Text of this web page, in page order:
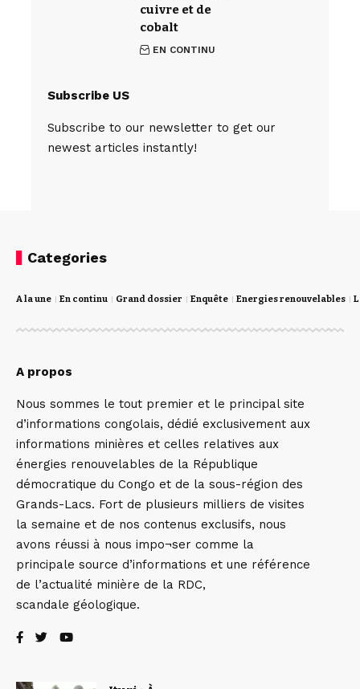
cuivre et de
cobalt
EN CONTINU
Subscribe US
Subscribe to our newsletter to get our
newest articles instantly!
Categories
A la une En continu Grand dossier Enquête Energies renouvelables
A propos
Nous sommes le tout premier et le principal site
d’informations congolais, dédié exclusivement aux
informations minières et celles relatives aux
énergies renouvelables de la République
démocratique du Congo et de la sous-région des
Grands-Lacs. Fort de plusieurs milliers de visites
la semaine et de nos contenus exclusifs, nous
avons réussi à nous impo¬ser comme la
principale source d’informations et une référence
de l’actualité minière de la RDC,
scandale géologique.